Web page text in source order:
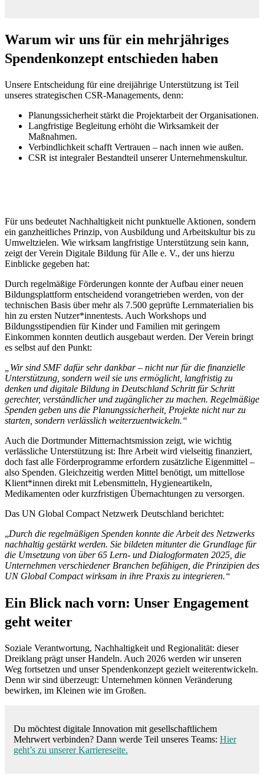
Warum wir uns für ein mehrjähriges
Spendenkonzept entschieden haben
Unsere Entscheidung für eine dreijährige Unterstützung ist Teil
unseres strategischen CSR-Managements, denn:
Planungssicherheit stärkt die Projektarbeit der Organisationen.
Langfristige Begleitung erhöht die Wirksamkeit der
Maßnahmen.
Verbindlichkeit schafft Vertrauen – nach innen wie außen.
CSR ist integraler Bestandteil unserer Unternehmenskultur.
Für uns bedeutet Nachhaltigkeit nicht punktuelle Aktionen, sondern
ein ganzheitliches Prinzip, von Ausbildung und Arbeitskultur bis zu
Umweltzielen. Wie wirksam langfristige Unterstützung sein kann,
zeigt der Verein Digitale Bildung für Alle e. V., der uns hierzu
Einblicke gegeben hat:
Durch regelmäßige Förderungen konnte der Aufbau einer neuen
Bildungsplattform entscheidend vorangetrieben werden, von der
technischen Basis über mehr als 7.500 geprüfte Lernmaterialien bis
hin zu ersten Nutzer*innentests. Auch Workshops und
Bildungsstipendien für Kinder und Familien mit geringem
Einkommen konnten deutlich ausgebaut werden. Der Verein bringt
es selbst auf den Punkt:
„Wir sind SMF dafür sehr dankbar – nicht nur für die finanzielle
Unterstützung, sondern weil sie uns ermöglicht, langfristig zu
denken und digitale Bildung in Deutschland Schritt für Schritt
gerechter, verständlicher und zugänglicher zu machen. Regelmäßige
Spenden geben uns die Planungssicherheit, Projekte nicht nur zu
starten, sondern verlässlich weiterzuentwickeln.“
Auch die Dortmunder Mitternachtsmission zeigt, wie wichtig
verlässliche Unterstützung ist: Ihre Arbeit wird vielseitig finanziert,
doch fast alle Förderprogramme erfordern zusätzliche Eigenmittel –
also Spenden. Gleichzeitig werden Mittel benötigt, um mittellose
Klient*innen direkt mit Lebensmitteln, Hygieneartikeln,
Medikamenten oder kurzfristigen Übernachtungen zu versorgen.
Das UN Global Compact Netzwerk Deutschland berichtet:
„Durch die regelmäßigen Spenden konnte die Arbeit des Netzwerks
nachhaltig gestärkt werden. Sie bildeten mitunter die Grundlage für
die Umsetzung von über 65 Lern- und Dialogformaten 2025, die
Unternehmen verschiedener Branchen befähigen, die Prinzipien des
UN Global Compact wirksam in ihre Praxis zu integrieren.“
Ein Blick nach vorn: Unser Engagement
geht weiter
Soziale Verantwortung, Nachhaltigkeit und Regionalität: dieser
Dreiklang prägt unser Handeln. Auch 2026 werden wir unseren
Weg fortsetzen und unser Spendenkonzept gezielt weiterentwickeln.
Denn wir sind überzeugt: Unternehmen können Veränderung
bewirken, im Kleinen wie im Großen.
Du möchtest digitale Innovation mit gesellschaftlichem
Mehrwert verbinden? Dann werde Teil unseres Teams: Hier
geht’s zu unserer Karriereseite.